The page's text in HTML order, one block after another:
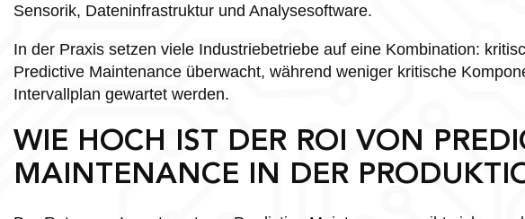
Sensorik, Dateninfrastruktur und Analysesoftware.
In der Praxis setzen viele Industriebetriebe auf eine Kombination:
Predictive Maintenance überwacht, während weniger kritische
Intervallplan gewartet werden.
WIE HOCH IST DER ROI VON
MAINTENANCE IN DER